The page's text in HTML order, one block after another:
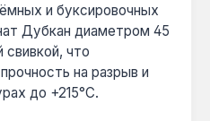
и буксировочных
Дубкан диаметром 45
свивкой, что
на разрыв и
до +215°C.